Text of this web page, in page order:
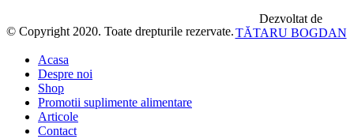
© Copyright 2020. Toate drepturile rezervate.
Dezvoltat de
TĂTARU BOGDAN
Acasa
Despre noi
Shop
Promotii suplimente alimentare
Articole
Contact